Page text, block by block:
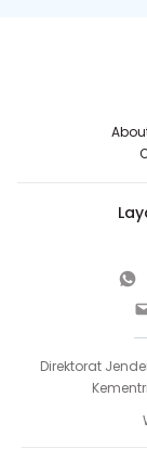
Direktorat